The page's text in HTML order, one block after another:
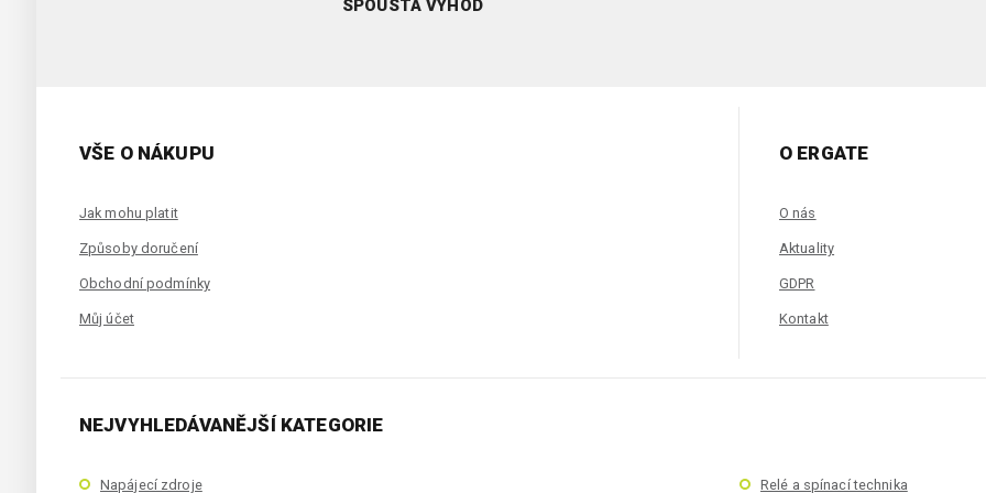
SPOUSTA VÝHOD
VŠE O NÁKUPU
Jak mohu platit
Způsoby doručení
Obchodní podmínky
Můj účet
O ERGATE
O nás
Aktuality
GDPR
Kontakt
NEJVYHLEDÁVANĚJŠÍ KATEGORIE
Napájecí zdroje Relé a spínací technika